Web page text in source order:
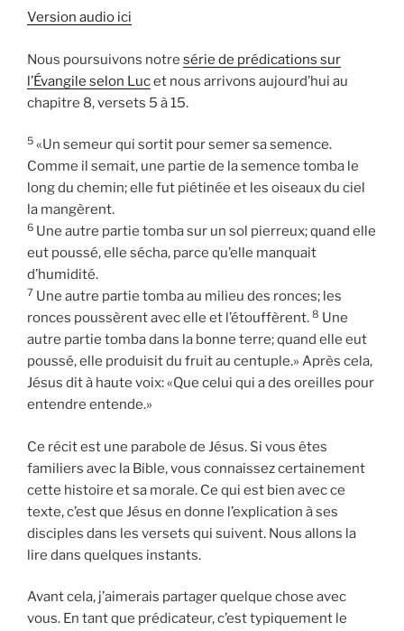
Version audio ici
Nous poursuivons notre série de prédications sur
l’Évangile selon Lucet nous arrivons aujourd’hui au
chapitre 8, versets 5 à 15.
5 «Un semeur qui sortit pour semer sa semence.
Comme il semait, une partie de la semence tomba le
long du chemin; elle fut piétinée et les oiseaux du ciel
la mangèrent.
6 Une autre partie tomba sur un sol pierreux; quand elle
eut poussé, elle sécha, parce qu’elle manquait
d’humidité.
7 Une autre partie tomba au milieu des ronces; les
ronces poussèrent avec elle et l’étouffèrent. 8 Une
autre partie tomba dans la bonne terre; quand elle eut
poussé, elle produisit du fruit au centuple.» Après cela,
Jésus dit à haute voix: «Que celui qui a des oreilles pour
entendre entende.»
Ce récit est une parabole de Jésus. Si vous êtes
familiers avec la Bible, vous connaissez certainement
cette histoire et sa morale. Ce qui est bien avec ce
texte, c’est que Jésus en donne l’explication à ses
disciples dans les versets qui suivent. Nous allons la
lire dans quelques instants.
Avant cela, j’aimerais partager quelque chose avec
vous. En tant que prédicateur, c’est typiquement le